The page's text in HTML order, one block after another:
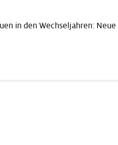
in den Wechseljahren: